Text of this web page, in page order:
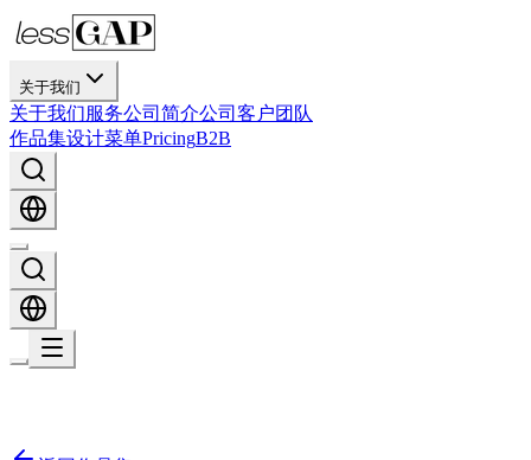
关于我们
关于我们服务公司简介公司 客户团队
作品集设计菜单PricingB2B